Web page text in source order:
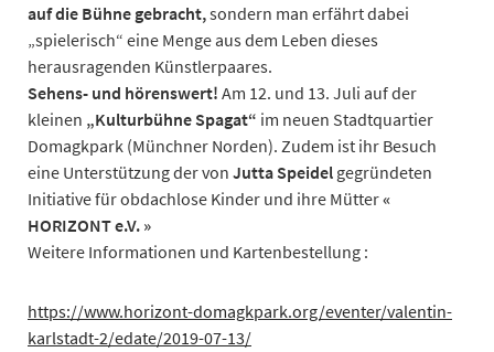
auf die Bühne gebracht,sondern man erfährt dabei
„spielerisch“ eine Menge aus dem Leben dieses
herausragenden Künstlerpaares.
Sehens- und hörenswert! Am 12. und 13. Juli auf der
kleinen „Kulturbühne Spagat“ im neuen Stadtquartier
Domagkpark (Münchner Norden). Zudem ist ihr Besuch
eine Unterstützung der von Jutta Speidel gegründeten
Initiative für obdachlose Kinder und ihre Mütter«
HORIZONT e.V. »
Weitere Informationen und Kartenbestellung :
https://www.horizont-domagkpark.org/eventer/valentin-
karlstadt-2/edate/2019-07-13/